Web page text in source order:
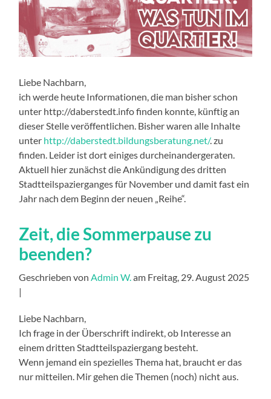
Liebe Nachbarn,
ich werde heute Informationen, die man bisher schon
unter http://daberstedt.info finden konnte, künftig an
dieser Stelle veröffentlichen. Bisher waren alle Inhalte
unter http://daberstedt.bildungsberatung.net/. zu
finden. Leider ist dort einiges durcheinandergeraten.
Aktuell hier zunächst die Ankündigung des dritten
Stadtteilspazierganges für November und damit fast ein
Jahr nach dem Beginn der neuen „Reihe“.
Zeit, die Sommerpause zu
beenden?
Geschrieben vonAdmin W.am Freitag, 29. August 2025
|
Liebe Nachbarn,
Ich frage in der Überschrift indirekt, ob Interesse an
einem dritten Stadtteilspaziergang besteht.
Wenn jemand ein spezielles Thema hat, braucht er das
nur mitteilen. Mir gehen die Themen (noch) nicht aus.